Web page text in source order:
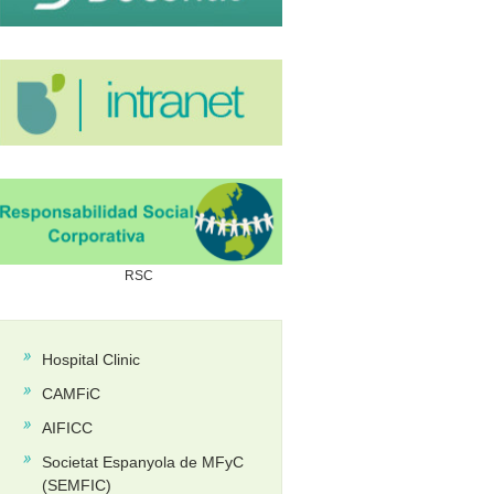
RSC
Hospital Clinic
CAMFiC
AIFICC
Societat Espanyola de MFyC
(SEMFIC)